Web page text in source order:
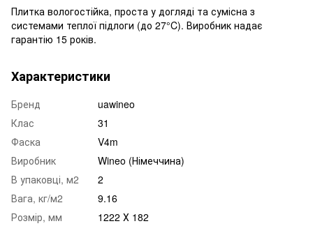
Плитка вологостійка, проста у догляді та сумісна з
системами теплої підлоги (до 27°C). Виробник надає
гарантію 15 років.
Характеристики
Бренд
uawineo
Клас
31
Фаска
V4m
Виробник
Wineo (Німеччина)
В упаковці, м2
2
Вага, кг/м2
9.16
Розмір, мм
1222 Х 182